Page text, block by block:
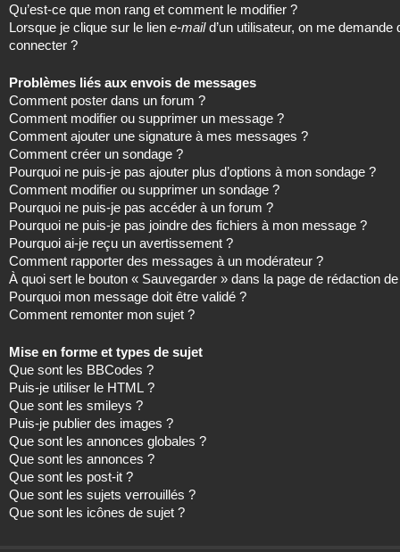
Qu’est-ce que mon rang et comment le modifier ?
Lorsque je clique sur le lien e-maild’un utilisateur, on me demande
connecter ?
Problèmes liés aux envois de messages
Comment poster dans un forum ?
Comment modifier ou supprimer un message ?
Comment ajouter une signature à mes messages ?
Comment créer un sondage ?
Pourquoi ne puis-je pas ajouter plus d’options à mon sondage ?
Comment modifier ou supprimer un sondage ?
Pourquoi ne puis-je pas accéder à un forum ?
Pourquoi ne puis-je pas joindre des fichiers à mon message ?
Pourquoi ai-je reçu un avertissement ?
Comment rapporter des messages à un modérateur ?
À quoi sert le bouton « Sauvegarder » dans la page de rédaction
Pourquoi mon message doit être validé ?
Comment remonter mon sujet ?
Mise en forme et types de sujet
Que sont les BBCodes ?
Puis-je utiliser le HTML ?
Que sont les smileys ?
Puis-je publier des images ?
Que sont les annonces globales ?
Que sont les annonces ?
Que sont les post-it ?
Que sont les sujets verrouillés ?
Que sont les icônes de sujet ?